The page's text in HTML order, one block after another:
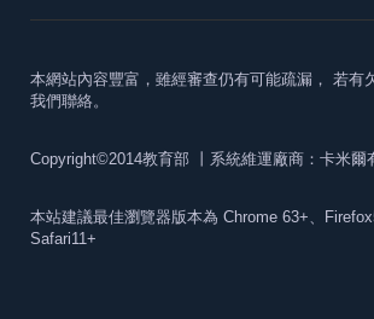
本網站內容豐富，雖經審查仍有可能疏漏， 若有
我們聯絡。
Copyright©2014教育部 丨系統維運廠商：卡米爾
本站建議最佳瀏覽器版本為 Chrome 63+、
Safari11+